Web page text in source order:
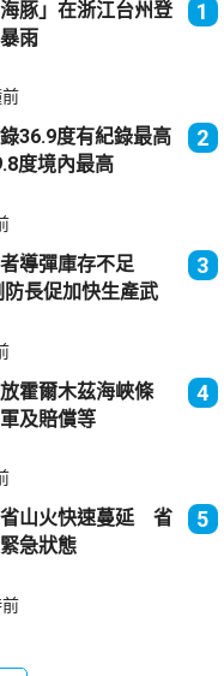
豚」在浙江台州登
雨
1
36.9度有紀錄最高
度境內最高
2
導彈庫存不足
長促加快生產武
3
霍爾木茲海峽條
及賠償等
4
山火快速蔓延 省
急狀態
5